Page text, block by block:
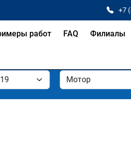
+7
работ FAQ Филиалы